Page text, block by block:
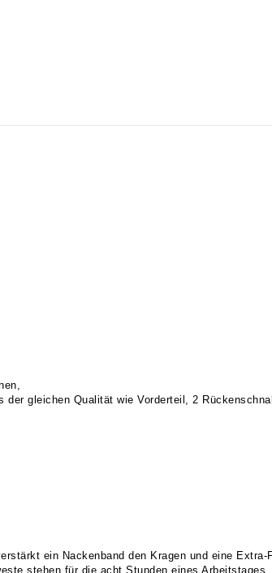
gleichen Qualität wie Vorderteil, 2
ein Nackenband den Kragen und eine
stehen für die acht Stunden eines Arbeitstages.